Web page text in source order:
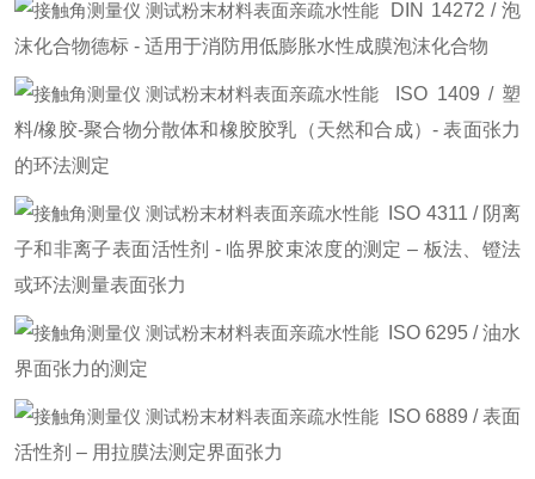
DIN 14272 / 泡
沫化合物德标 - 适用于消防用低膨胀水性成膜泡沫化合物
ISO 1409 / 塑
料/橡胶-聚合物分散体和橡胶胶乳（天然和合成）- 表面张力
的环法测定
ISO 4311 / 阴离
子和非离子表面活性剂 - 临界胶束浓度的测定 – 板法、镫法
或环法测量表面张力
ISO 6295 / 油水
界面张力的测定
ISO 6889 / 表面
活性剂 – 用拉膜法测定界面张力